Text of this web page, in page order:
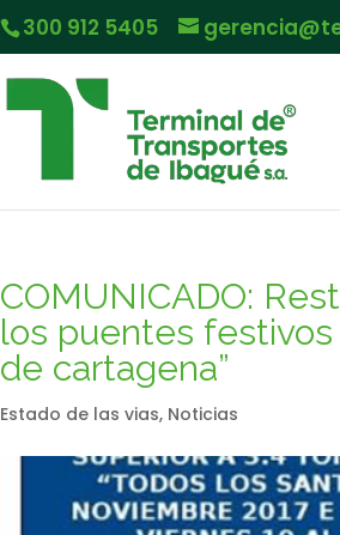
300 912 5405
COMUNICADO:
los puentes festivos
de cartagena”
Estado de las vias, Noticias